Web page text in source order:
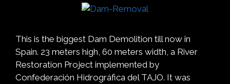
This is the biggest Dam Demolition till now in
Spain. 23 meters high, 60 meters width, a River
Restoration Project implemented by
Confederación Hidrográfica del TAJO. It was